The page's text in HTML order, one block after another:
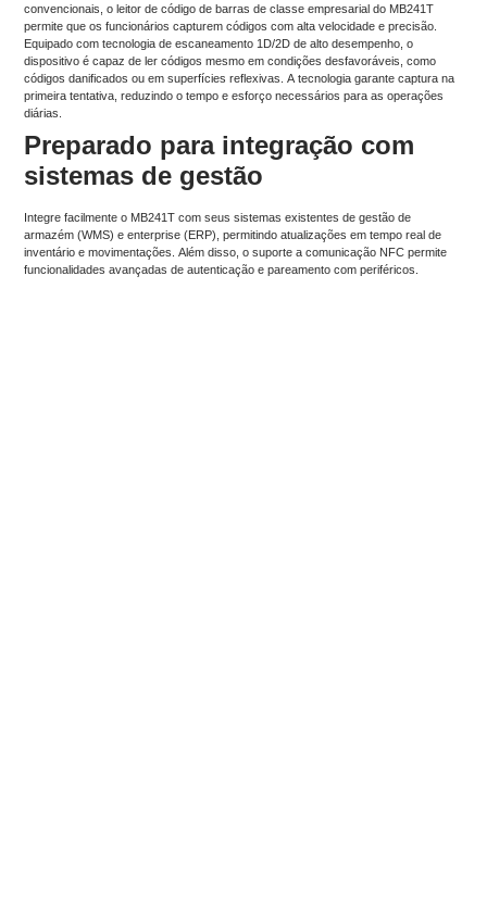
convencionais, o leitor de código de barras de classe empresarial do MB241T
permite que os funcionários capturem códigos com alta velocidade e precisão.
Equipado com tecnologia de escaneamento 1D/2D de alto desempenho, o
dispositivo é capaz de ler códigos mesmo em condições desfavoráveis, como
códigos danificados ou em superfícies reflexivas. A tecnologia garante captura na
primeira tentativa, reduzindo o tempo e esforço necessários para as operações
diárias.
Preparado para integração com
sistemas de gestão
Integre facilmente o MB241T com seus sistemas existentes de gestão de
armazém (WMS) e enterprise (ERP), permitindo atualizações em tempo real de
inventário e movimentações. Além disso, o suporte a comunicação NFC permite
funcionalidades avançadas de autenticação e pareamento com periféricos.